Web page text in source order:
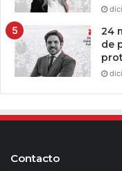
24
de
Contacto